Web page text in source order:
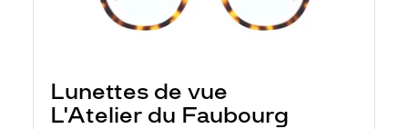
Lunettes de vue
L'Atelier du Faubourg